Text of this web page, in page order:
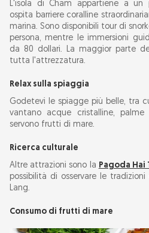
L'isola di Cham appartiene a
ospita barriere coralline
marina. Sono disponibili tour di
persona, mentre le immersioni
da 80 dollari. La maggior parte
tutta l'attrezzatura.
Relax sulla spiaggia
Godetevi le spiagge più belle, tra
vantano acque cristalline,
servono frutti di mare.
Ricerca culturale
Altre attrazioni sono la Pagoda Hai
possibilità di osservare le
Lang.
Consumo di frutti di mare